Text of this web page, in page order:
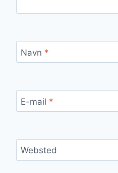
Navn *
E-mail *
Websted